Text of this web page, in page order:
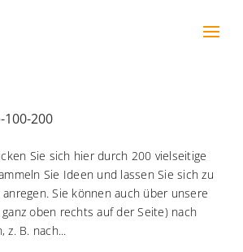
200
Sie sich hier durch 200 vielseitige
Sie Ideen und lassen Sie sich zu
Sie können auch über unsere
oben rechts auf der Seite) nach
z. B. nach...